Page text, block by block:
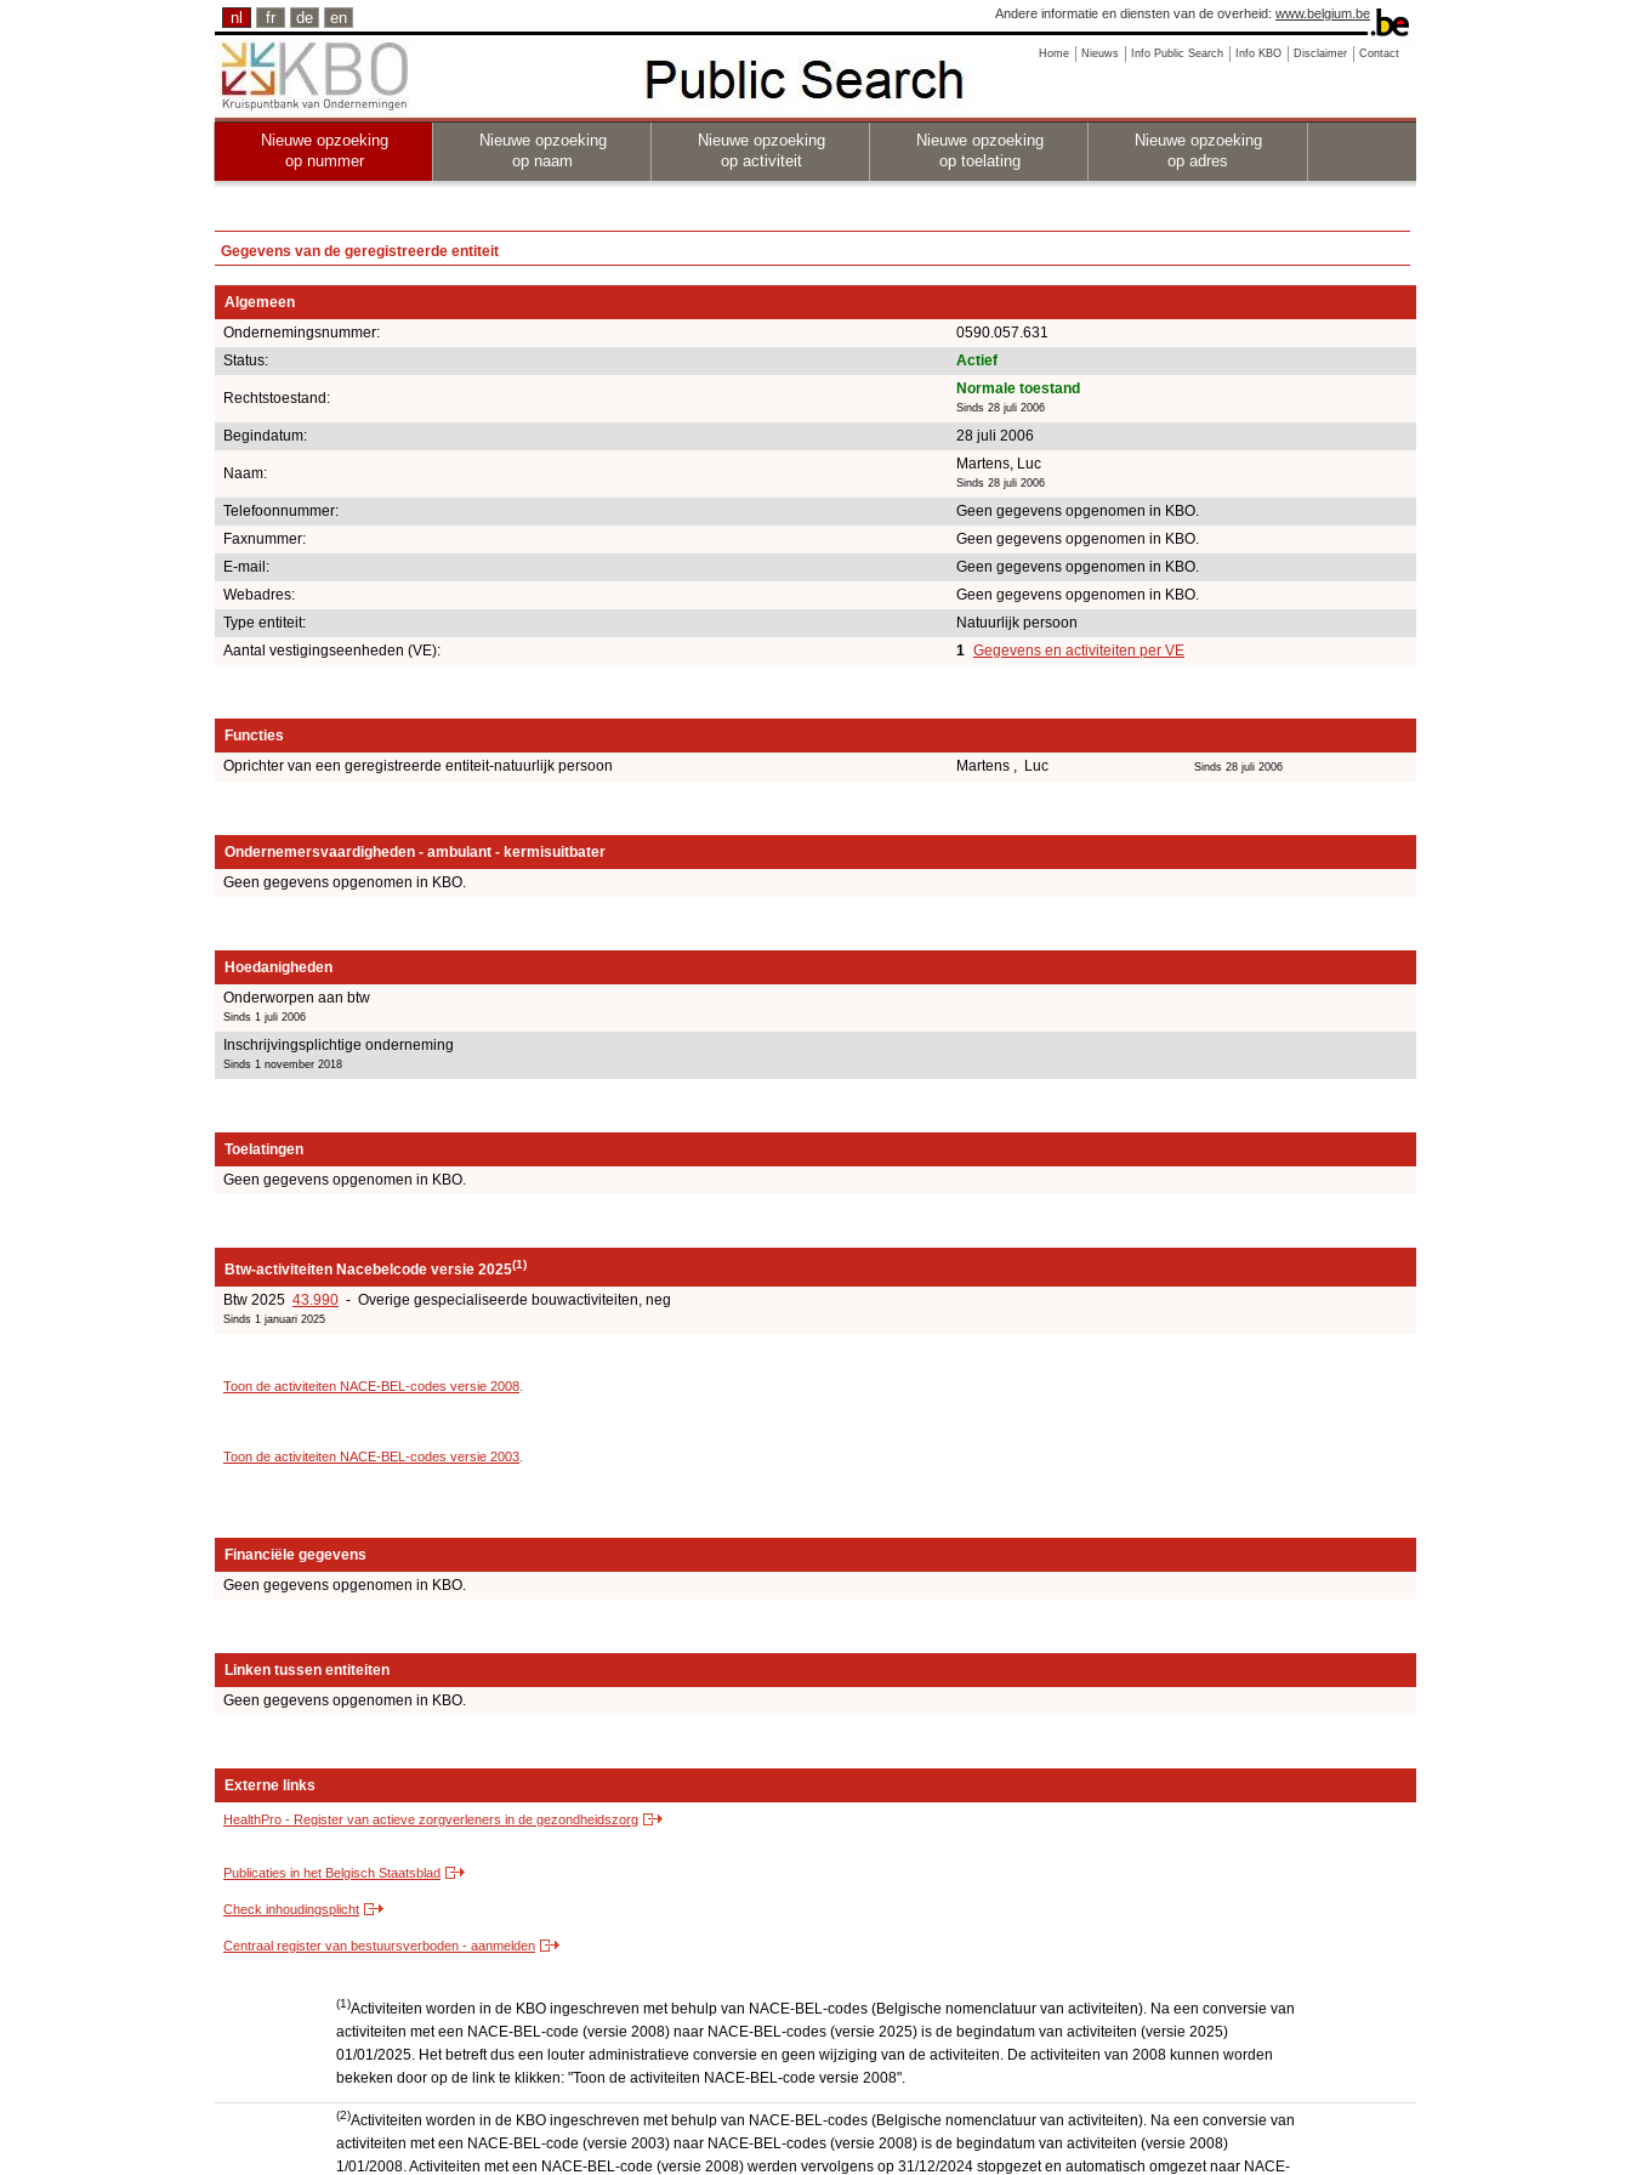
nl fr de en Andere informatie en diensten van de overheid: www.belgium.be
Home Nieuws Info Public Search Info KBO Disclaimer Contact
Nieuwe opzoeking
op nummer
Nieuwe opzoeking
op naam
Nieuwe opzoeking
op activiteit
Nieuwe opzoeking
op toelating
Nieuwe opzoeking
op adres
Gegevens van de geregistreerde entiteit
Algemeen
Ondernemingsnummer:
0590.057.631
Status:
Actief
Rechtstoestand:
Normale toestand
Sinds 28 juli 2006
Begindatum: 28 juli 2006
Naam:
Martens, Luc
Sinds 28 juli 2006
Telefoonnummer:
Geen gegevens opgenomen in KBO.
Faxnummer:
Geen gegevens opgenomen in KBO.
E-mail:
Geen gegevens opgenomen in KBO.
Webadres:
Geen gegevens opgenomen in KBO.
Type entiteit:
Natuurlijk persoon
Aantal vestigingseenheden (VE):
1 Gegevens en activiteiten per VE
Functies
Oprichter van een geregistreerde entiteit-natuurlijk persoon
Martens , Luc Sinds 28 juli 2006
Ondernemersvaardigheden - ambulant - kermisuitbater
Geen gegevens opgenomen in KBO.
Hoedanigheden
Onderworpen aan btw
Sinds 1 juli 2006
Inschrijvingsplichtige onderneming
Sinds 1 november 2018
Toelatingen
Geen gegevens opgenomen in KBO.
Btw-activiteiten Nacebelcode versie 2025(1)
Btw 2025 43.990 - Overige gespecialiseerde bouwactiviteiten, neg
Sinds 1 januari 2025
Toon de activiteiten NACE-BEL-codes versie 2008
Toon de activiteiten NACE-BEL-codes versie 2003
Financiële gegevens
Geen gegevens opgenomen in KBO.
Linken tussen entiteiten
Geen gegevens opgenomen in KBO.
Externe links
HealthPro - Register van actieve zorgverleners in de gezondheidszorg
Publicaties in het Belgisch Staatsblad
Check inhoudingsplicht
Centraal register van bestuursverboden - aanmelden
(1)Activiteiten worden in de KBO ingeschreven met behulp van NACE-BEL-codes (Belgische nomenclatuur van activiteiten). Na een conversie van
activiteiten met een NACE-BEL-code (versie 2008) naar NACE-BEL-codes (versie 2025) is de begindatum van activiteiten (versie 2025)
01/01/2025. Het betreft dus een louter administratieve conversie en geen wijziging van de activiteiten. De activiteiten van 2008 kunnen worden
bekeken door op de link te klikken: "Toon de activiteiten NACE-BEL-code versie 2008".
(2)Activiteiten worden in de KBO ingeschreven met behulp van NACE-BEL-codes (Belgische nomenclatuur van activiteiten). Na een conversie van
activiteiten met een NACE-BEL-code (versie 2003) naar NACE-BEL-codes (versie 2008) is de begindatum van activiteiten (versie 2008)
1/01/2008. Activiteiten met een NACE-BEL-code (versie 2008) werden vervolgens op 31/12/2024 stopgezet en automatisch omgezet naar NACE-